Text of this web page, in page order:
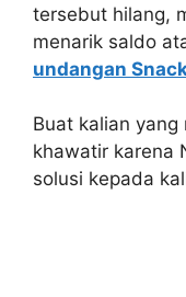
tersebut hilang,
menarik saldo
undangan
Buat kalian
khawatir karena
solusi kepada